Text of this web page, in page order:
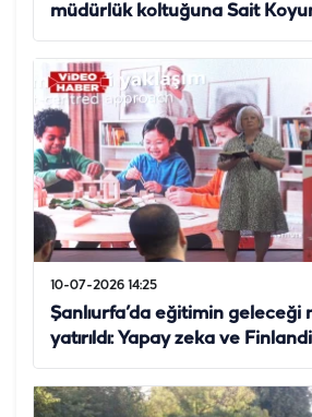
müdürlük koltuğuna Sait
10-07-2026 14:25
Şanlıurfa’da eğitimin geleceği
yatırıldı: Yapay zeka ve